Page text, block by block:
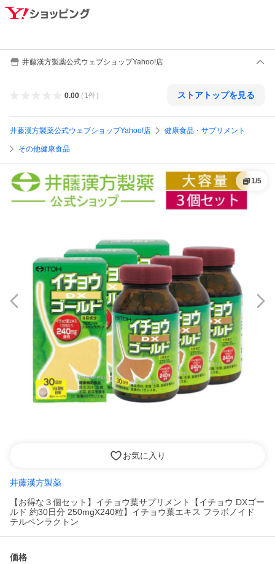
井藤漢方製薬公式ウェブショップYahoo!店
0.00（ 1件） ストアトップを見る
井藤漢方製薬公式ウェブショップYahoo!店 健康食品・サプリメント
その他健康食品
1/5
お気に入り
井藤漢方製薬
【お得な３個セット】イチョウ葉サプリメント【イチョウ DXゴー
ルド 約30日分 250mgX240粒】イチョウ葉エキス フラボノイド
テルペンラクトン
価格